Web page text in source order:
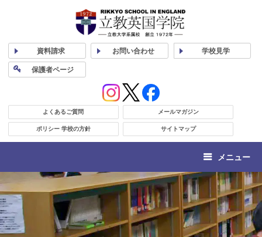
資料請求 お問い合わせ 学校見学
保護者ページ
よくあるご質問 メールマガジン
ポリシー 学校の方針 サイトマップ
メニュー